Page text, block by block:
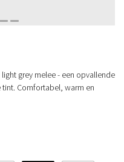
light grey melee - een opvallende
Comfortabel, warm en